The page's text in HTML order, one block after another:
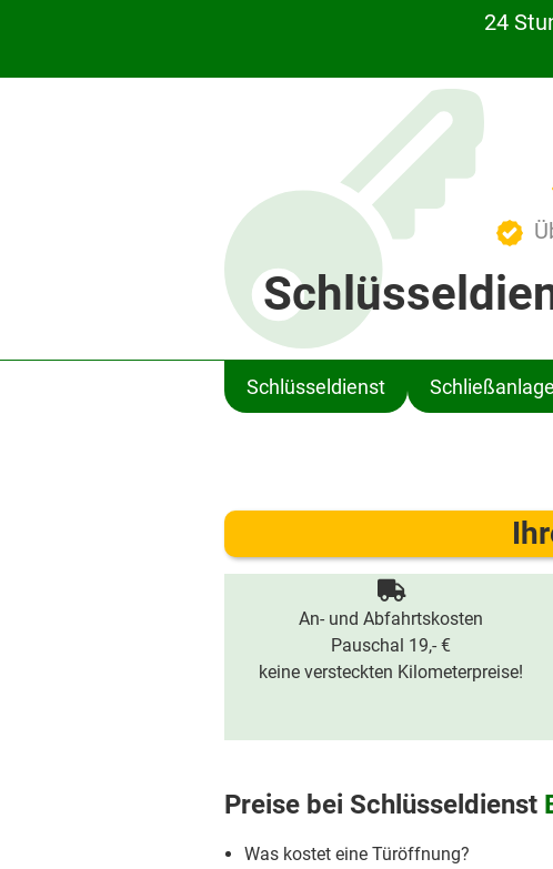
24
Schlüsseldienst
An- und Abfahrtskosten
Pauschal 19,- €
keine versteckten Kilometerpreise!
Preise bei Schlüsseldienst
Was kostet eine Türöffnung?